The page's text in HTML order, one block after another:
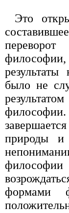
Это
было не
природы и
формами